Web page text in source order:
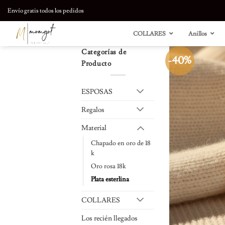
saltar
contenido
Envío gratis todos los pedidos
COLLARES Anillos
Categorías de
Producto
ESPOSAS
Regalos
Material
Chapado en oro de 18
k
Oro rosa 18k
Plata esterlina
COLLARES
Los recién llegados
-40%